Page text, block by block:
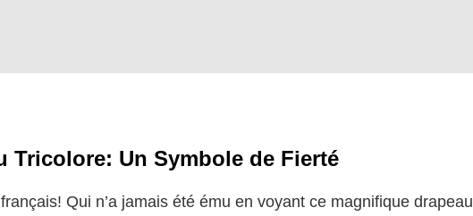
Tricolore: Un Symbole de Fierté
Qui n’a jamais été ému en voyant ce magnifique drapeau